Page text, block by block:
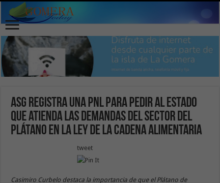
ASG registra una PNL para pedir al Estado
que atienda las demandas del sector del
plátano en la ley de la Cadena Alimentaria
tweet
Casimiro Curbelo destaca la importancia de que el Plátano de